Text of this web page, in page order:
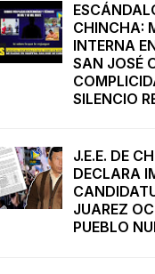
CHINCHA:
INTERNA
SAN JOSÉ
SILENCIO
J.E.E. DE
DECLARA
JUAREZ
PUEBLO